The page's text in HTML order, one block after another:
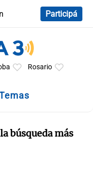
Participá
Rosario
búsqueda más